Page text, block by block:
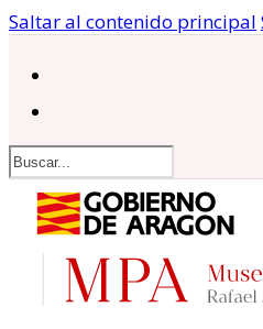
Saltar al contenido principal
Buscar